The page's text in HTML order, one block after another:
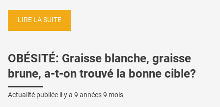
LIRE LA SUITE
OBÉSITÉ: Graisse blanche, graisse
brune, a-t-on trouvé la bonne cible?
Actualité publiée il y a 9 années 9 mois